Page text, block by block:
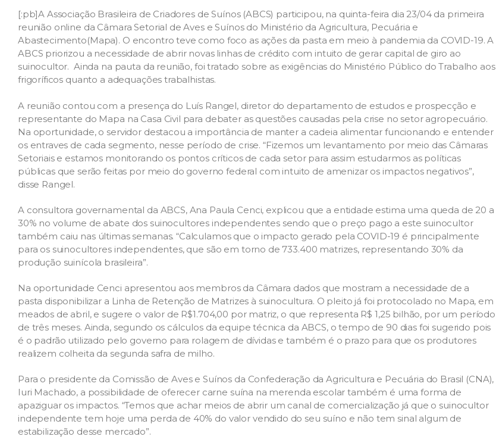
[:pb]A Associação Brasileira de Criadores de Suínos (ABCS) participou, na quinta-feira dia 23/04 da primeira
reunião online da Câmara Setorial de Aves e Suínos do Ministério da Agricultura, Pecuária e
Abastecimento(Mapa). O encontro teve como foco as ações da pasta em meio à pandemia da COVID-19. A
ABCS priorizou a necessidade de abrir novas linhas de crédito com intuito de gerar capital de giro ao
suinocultor. Ainda na pauta da reunião, foi tratado sobre as exigências do Ministério Público do Trabalho aos
frigoríficos quanto a adequações trabalhistas.
A reunião contou com a presença do Luís Rangel, diretor do departamento de estudos e prospecção e
representante do Mapa na Casa Civil para debater as questões causadas pela crise no setor agropecuário.
Na oportunidade, o servidor destacou a importância de manter a cadeia alimentar funcionando e entender
os entraves de cada segmento, nesse período de crise. “Fizemos um levantamento por meio das Câmaras
Setoriais e estamos monitorando os pontos críticos de cada setor para assim estudarmos as políticas
públicas que serão feitas por meio do governo federal com intuito de amenizar os impactos negativos”,
disse Rangel.
A consultora governamental da ABCS, Ana Paula Cenci, explicou que a entidade estima uma queda de 20 a
30% no volume de abate dos suinocultores independentes sendo que o preço pago a este suinocultor
também caiu nas últimas semanas. “Calculamos que o impacto gerado pela COVID-19 é principalmente
para os suinocultores independentes, que são em torno de 733.400 matrizes, representando 30% da
produção suinícola brasileira”.
Na oportunidade Cenci apresentou aos membros da Câmara dados que mostram a necessidade de a
pasta disponibilizar a Linha de Retenção de Matrizes à suinocultura. O pleito já foi protocolado no Mapa, em
meados de abril, e sugere o valor de R$1.704,00 por matriz, o que representa R$ 1,25 bilhão, por um período
de três meses. Ainda, segundo os cálculos da equipe técnica da ABCS, o tempo de 90 dias foi sugerido pois
é o padrão utilizado pelo governo para rolagem de dívidas e também é o prazo para que os produtores
realizem colheita da segunda safra de milho.
Para o presidente da Comissão de Aves e Suínos da Confederação da Agricultura e Pecuária do Brasil (CNA),
Iuri Machado, a possibilidade de oferecer carne suína na merenda escolar também é uma forma de
apaziguar os impactos. “Temos que achar meios de abrir um canal de comercialização já que o suinocultor
independente tem hoje uma perda de 40% do valor vendido do seu suíno e não tem sinal algum de
estabilização desse mercado”.